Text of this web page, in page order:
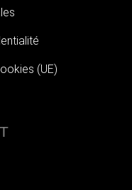
(UE)